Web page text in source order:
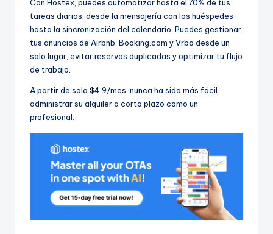
Con Hostex, puedes automatizar hasta el 70% de tus
tareas diarias, desde la mensajería con los huéspedes
hasta la sincronización del calendario. Puedes gestionar
tus anuncios de Airbnb, Booking.com y Vrbo desde un
solo lugar, evitar reservas duplicadas y optimizar tu flujo
de trabajo.
A partir de solo $4,9/mes, nunca ha sido más fácil
administrar su alquiler a corto plazo como un
profesional.